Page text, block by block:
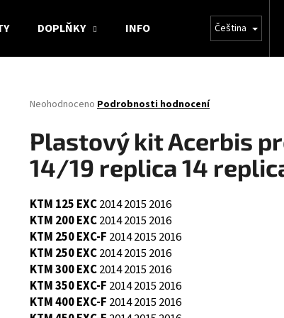
DOPLŇKY INFO Čeština
Průměrné
produktu
je
0,0
hvězdiček.
Neohodnoceno Podrobnosti hodnocení
Plastový kit Acerbis
14/19 replica 14
KTM 125 EXC20142015 2016
KTM 200 EXC20142015 2016
KTM 250 EXC-F 20142015 2016
KTM 250 EXC20142015 2016
KTM 300 EXC20142015 2016
KTM 350 EXC-F 20142015 2016
KTM 400 EXC-F 20142015 2016
HLEDAT